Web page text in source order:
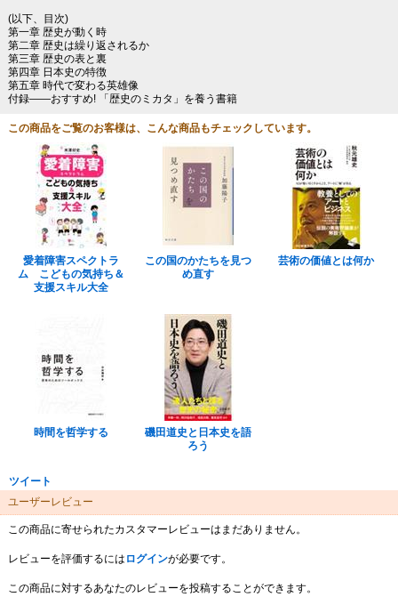
(以下、目次)
第一章 歴史が動く時
第二章 歴史は繰り返されるか
第三章 歴史の表と裏
第四章 日本史の特徴
第五章 時代で変わる英雄像
付録――おすすめ! 「歴史のミカタ」を養う書籍
この商品をご覧のお客様は、こんな商品もチェックしています。
愛着障害スペクトラ
ム こどもの気持ち＆
支援スキル大全
この国のかたちを見つ
め直す
芸術の価値とは何か
時間を哲学する
磯田道史と日本史を語
ろう
ツイート
ユーザーレビュー
この商品に寄せられたカスタマーレビューはまだありません。
レビューを評価するには ログインが必要です。
この商品に対するあなたのレビューを投稿することができます。